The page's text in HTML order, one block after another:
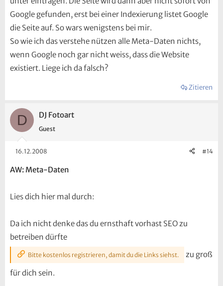
Google gefunden, erst bei einer Indexierung listet Google
die Seite auf. So wars wenigstens bei mir.
So wie ich das verstehe nützen alle Meta-Daten nichts,
wenn Google noch gar nicht weiss, dass die Website
existiert. Liege ich da falsch?
Zitieren
D DJ Fotoart
Guest
16.12.2008 #14
AW: Meta-Daten
Lies dich hier mal durch:
Da ich nicht denke das du ernsthaft vorhast SEO zu
betreiben dürfte
Bitte kostenlos registrieren, damit du die Links siehst.
zu groß
für dich sein.